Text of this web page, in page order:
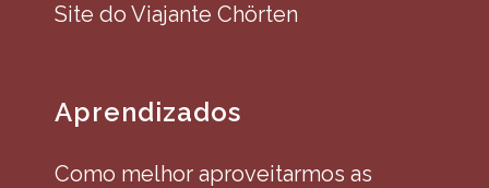
Site do Viajante Chörten
Aprendizados
Como melhor aproveitarmos as